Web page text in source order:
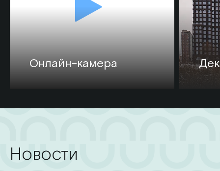
Онлайн-камера
Новости